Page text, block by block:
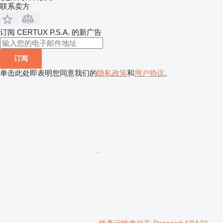
联系卖方
订阅 CERTUX P.S.A. 的新广告
订阅
单击此处即表明您同意我们的隐私政策和用户协议。